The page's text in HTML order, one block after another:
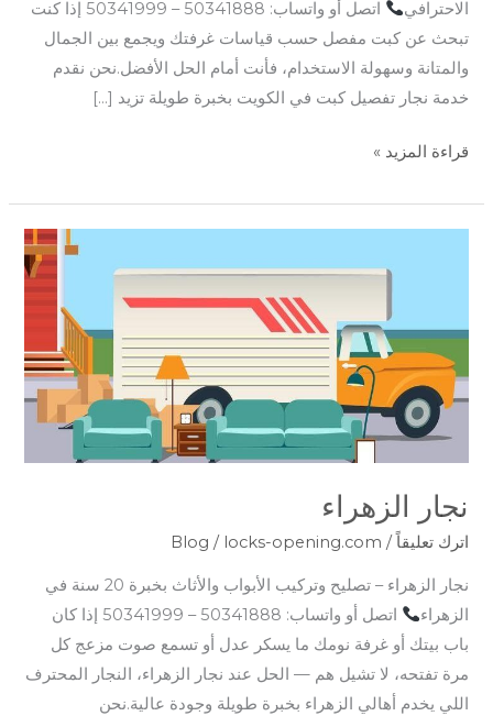
الاحترافي
اتصل أو واتساب: 50341888 – 50341999 إذا كنت
تبحث عن كبت مفصل حسب قياسات غرفتك ويجمع بين الجمال
والمتانة وسهولة الاستخدام، فأنت أمام الحل الأفضل.نحن نقدم
خدمة نجار تفصيل كبت في الكويت بخبرة طويلة تزيد […]
قراءة المزيد »
نجار الزهراء
اترك تعليقاً /
Blog / locks-opening.com
نجار الزهراء – تصليح وتركيب الأبواب والأثاث بخبرة 20 سنة في
الزهراء
اتصل أو واتساب: 50341888 – 50341999 إذا كان
باب بيتك أو غرفة نومك ما يسكر عدل أو تسمع صوت مزعج كل
مرة تفتحه، لا تشيل هم — الحل عند نجار الزهراء، النجار المحترف
اللي يخدم أهالي الزهراء بخبرة طويلة وجودة عالية.نحن